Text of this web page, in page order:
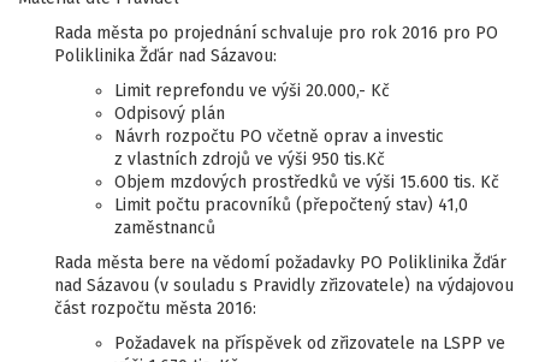
Rada města po projednání schvaluje pro rok 2016 pro PO
Poliklinika Žďár nad Sázavou:
Limit reprefondu ve výši 20.000,- Kč
Odpisový plán
Návrh rozpočtu PO včetně oprav a investic
z vlastních zdrojů ve výši 950 tis.Kč
Objem mzdových prostředků ve výši 15.600 tis. Kč
Limit počtu pracovníků (přepočtený stav) 41,0
zaměstnanců
Rada města bere na vědomí požadavky PO Poliklinika Žďár
nad Sázavou (v souladu s Pravidly zřizovatele) na výdajovou
část rozpočtu města 2016:
Požadavek na příspěvek od zřizovatele na LSPP ve